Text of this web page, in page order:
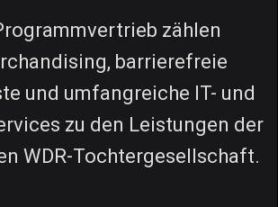
zählen
barrierefreie
und umfangreiche IT- und
zu den Leistungen der
WDR-Tochtergesellschaft.